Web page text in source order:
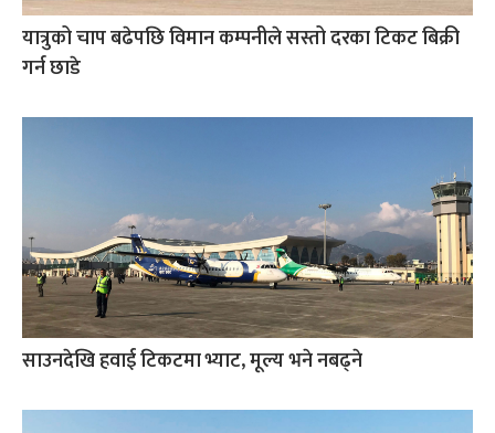
यात्रुको चाप बढेपछि विमान कम्पनीले सस्तो दरका टिकट बिक्री
गर्न छाडे
साउनदेखि हवाई टिकटमा भ्याट, मूल्य भने नबढ्ने